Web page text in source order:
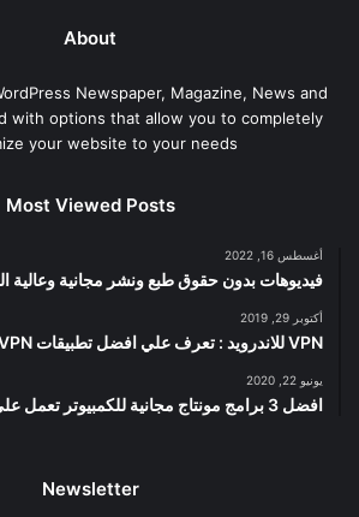
About
Newspaper, Magazine, News and
with options that allow you to completely
your website to your needs.
Most Viewed Posts
أغسطس 16, 2022
فيديوهات بدون حقوق طبع ونشر مجانية وعالية
أكتوبر 29, 2019
VPN للاندرويد : تعرف علي افضل تطبيقات VPN للاندرويد سريعة و آمنة
يونيو 22, 2020
افضل 3 برامج مونتاج مجانية للكمبيوتر تعمل على الاجهزة الضعيفة
Newsletter